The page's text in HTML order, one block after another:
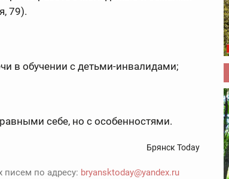
79).
в обучении с детьми-инвалидами;
себе, но с особенностями.
Брянск Today
писем по адресу: bryansktoday@yandex.ru